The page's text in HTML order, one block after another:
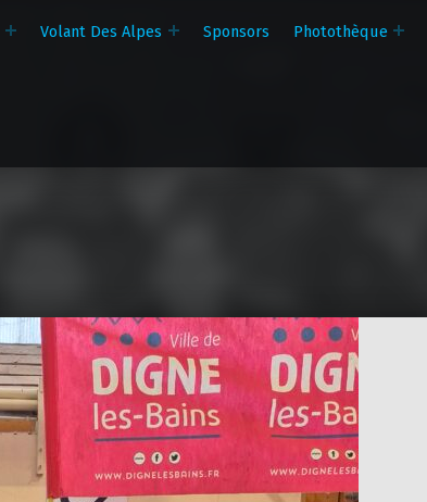
Volant Des Alpes Sponsors Photothèque